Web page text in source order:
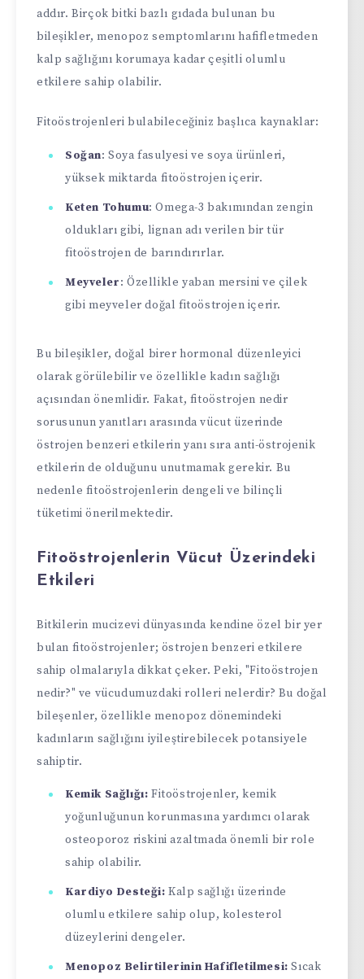
addır. Birçok bitki bazlı gıdada bulunan bu
bileşikler, menopoz semptomlarını hafifletmeden
kalp sağlığını korumaya kadar çeşitli olumlu
etkilere sahip olabilir.
Fitoöstrojenleri bulabileceğiniz başlıca kaynaklar:
Soğan: Soya fasulyesi ve soya ürünleri,
yüksek miktarda fitoöstrojen içerir.
Keten Tohumu: Omega-3 bakımından zengin
oldukları gibi, lignan adı verilen bir tür
fitoöstrojen de barındırırlar.
Meyveler: Özellikle yaban mersini ve çilek
gibi meyveler doğal fitoöstrojen içerir.
Bu bileşikler, doğal birer hormonal düzenleyici
olarak görülebilir ve özellikle kadın sağlığı
açısından önemlidir. Fakat, fitoöstrojen nedir
sorusunun yanıtları arasında vücut üzerinde
östrojen benzeri etkilerin yanı sıra anti-östrojenik
etkilerin de olduğunu unutmamak gerekir. Bu
nedenle fitoöstrojenlerin dengeli ve bilinçli
tüketimi önerilmektedir.
Fitoöstrojenlerin Vücut Üzerindeki
Etkileri
Bitkilerin mucizevi dünyasında kendine özel bir yer
bulan fitoöstrojenler; östrojen benzeri etkilere
sahip olmalarıyla dikkat çeker. Peki, "Fitoöstrojen
nedir?" ve vücudumuzdaki rolleri nelerdir? Bu doğal
bileşenler, özellikle menopoz dönemindeki
kadınların sağlığını iyileştirebilecek potansiyele
sahiptir.
Kemik Sağlığı: Fitoöstrojenler, kemik
yoğunluğunun korunmasına yardımcı olarak
osteoporoz riskini azaltmada önemli bir role
sahip olabilir.
Kardiyo Desteği: Kalp sağlığı üzerinde
olumlu etkilere sahip olup, kolesterol
düzeylerini dengeler.
Menopoz Belirtilerinin Hafifletilmesi: Sıcak